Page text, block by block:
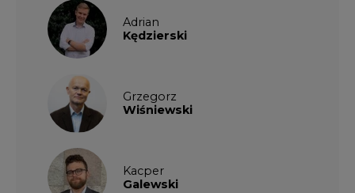
Adrian
Kędzierski
Grzegorz
Wiśniewski
Kacper
Galewski